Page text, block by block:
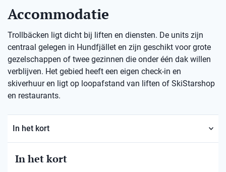
Accommodatie
Trollbäcken ligt dicht bij liften en diensten. De units zijn
centraal gelegen in Hundfjället en zijn geschikt voor grote
gezelschappen of twee gezinnen die onder één dak willen
verblijven. Het gebied heeft een eigen check-in en
skiverhuur en ligt op loopafstand van liften of SkiStarshop
en restaurants.
In het kort
In het kort